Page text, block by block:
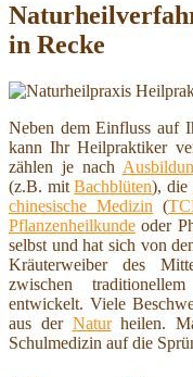
in Recke
Neben dem Einfluss auf
kann Ihr Heilpraktiker
zählen je nach
(z.B. mitBachblüten), die
chinesische Medizin (
Pflanzenheilkunde oder
selbst und hat sich von
Kräuterweiber des
zwischen
entwickelt. Viele
aus der Naturheilen.
Schulmedizin auf die